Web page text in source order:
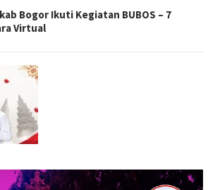
Bogor Ikuti Kegiatan BUBOS – 7
Virtual